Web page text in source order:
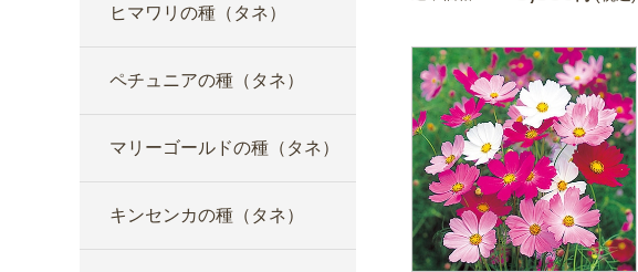
ヒマワリの種（タネ）
ペチュニアの種（タネ）
マリーゴールドの種（タネ）
キンセンカの種（タネ）